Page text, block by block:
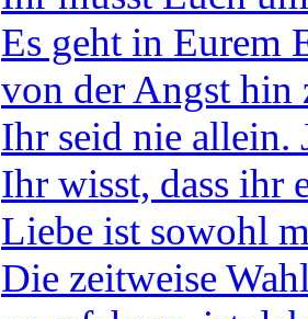
Es geht in Eurem
von der Angst hin
Ihr seid nie allein.
Ihr wisst, dass ihr
Liebe ist sowohl
Die zeitweise